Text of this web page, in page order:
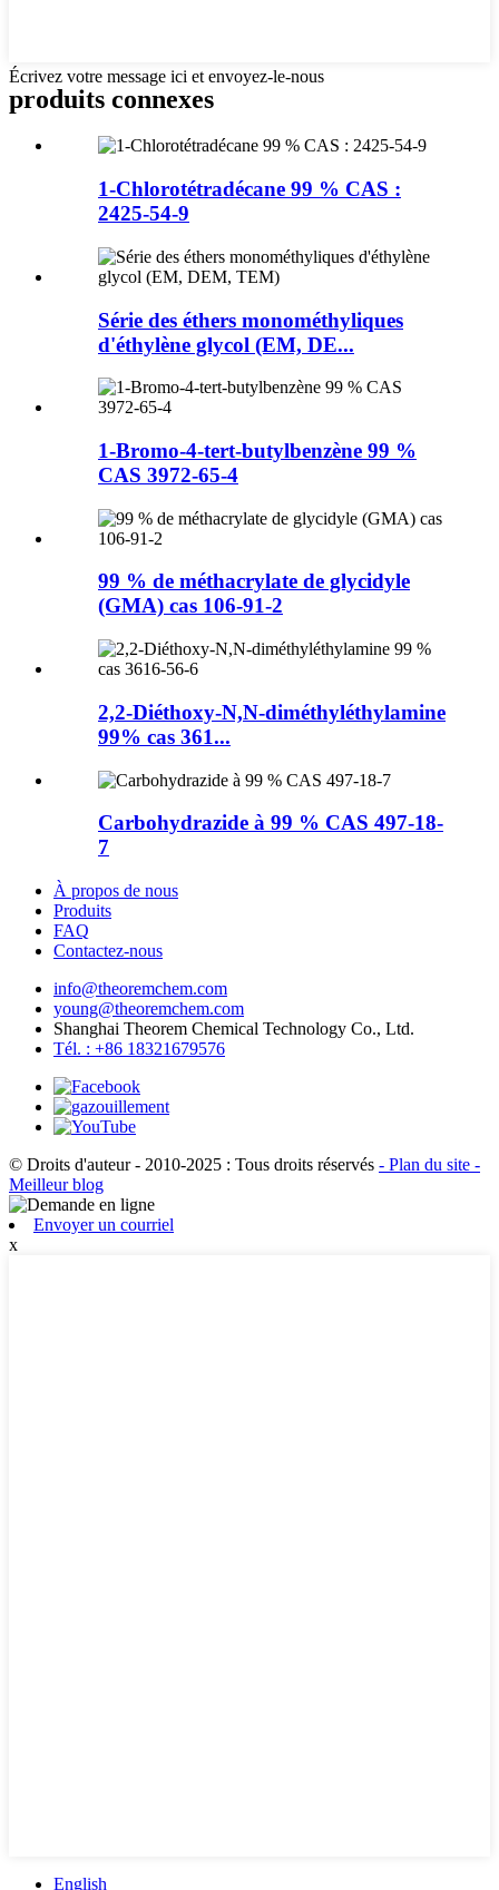
Écrivez votre message ici et envoyez-le-nous
produits connexes
1-Chlorotétradécane 99 % CAS :
2425-54-9
Série des éthers monométhyliques
d'éthylène glycol (EM, DE...
1-Bromo-4-tert-butylbenzène 99 %
CAS 3972-65-4
99 % de méthacrylate de glycidyle
(GMA) cas 106-91-2
2,2-Diéthoxy-N,N-diméthyléthylamine
99% cas 361...
Carbohydrazide à 99 % CAS 497-18-
7
À propos de nous
Produits
FAQ
Contactez-nous
info@theoremchem.com
young@theoremchem.com
Shanghai Theorem Chemical Technology Co., Ltd.
Tél. : +86 18321679576
© Droits d'auteur - 2010-2025 : Tous droits réservés - Plan du site -
Meilleur blog
Envoyer un courriel
x
English